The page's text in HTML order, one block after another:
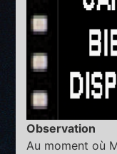
Observation
Au moment où